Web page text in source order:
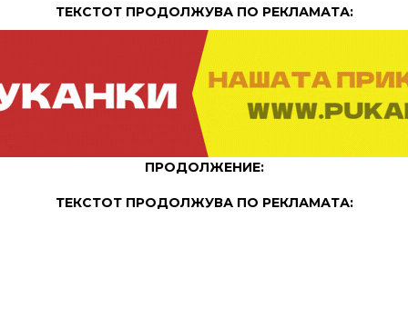
ТЕКСТОТ ПРОДОЛЖУВА ПО РЕКЛАМАТА:
ПРОДОЛЖЕНИЕ:
ТЕКСТОТ ПРОДОЛЖУВА ПО РЕКЛАМАТА: